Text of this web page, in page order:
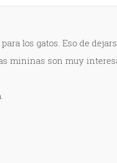
los gatos. Eso de
mininas son muy